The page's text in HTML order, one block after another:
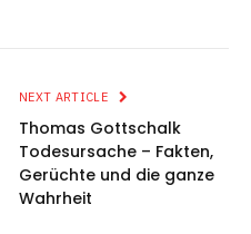
NEXT ARTICLE
Thomas Gottschalk
Todesursache – Fakten,
Gerüchte und die ganze
Wahrheit